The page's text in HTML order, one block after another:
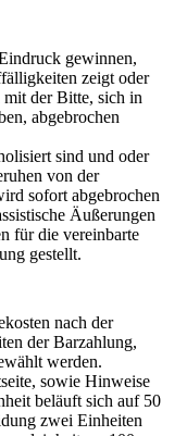
gewinnen,
zeigt oder
mit der Bitte, sich in
abgebrochen
sind und oder
von der
sofort abgebrochen
Äußerungen
für die vereinbarte
gestellt.
nach der
der Barzahlung,
werden.
sowie Hinweise
beläuft sich auf 50
zwei Einheiten